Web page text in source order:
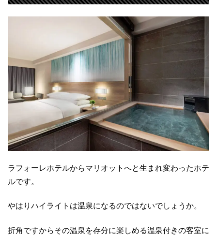
ラフォーレホテルからマリオットへと生まれ変わったホテ
ルです。
やはりハイライトは温泉になるのではないでしょうか。
折角ですからその温泉を存分に楽しめる温泉付きの客室に